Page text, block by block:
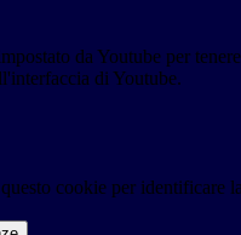
da Youtube per
di Youtube.
cookie per identificare